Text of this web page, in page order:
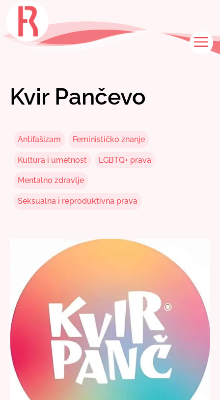
Kvir Pančevo
Antifašizam Feminističko znanje
Kultura i umetnost LGBTQ+ prava
Mentalno zdravlje
Seksualna i reproduktivna prava